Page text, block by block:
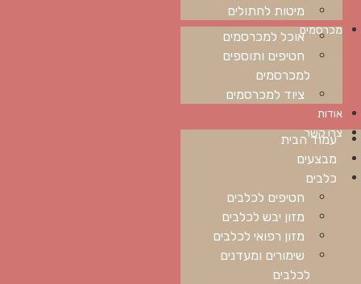
מיטות לחתולים
מכרסמיםאוכל למכרסמים
חטיפים ותוספים
למכרסמים
ציוד למכרסמים
אודות
צרו קשר
עמוד הבית
מבצעים
כלבים
חטיפים לכלבים
מזון יבש לכלבים
מזון רפואי לכלבים
שימורים ומעדנים
לכלבים